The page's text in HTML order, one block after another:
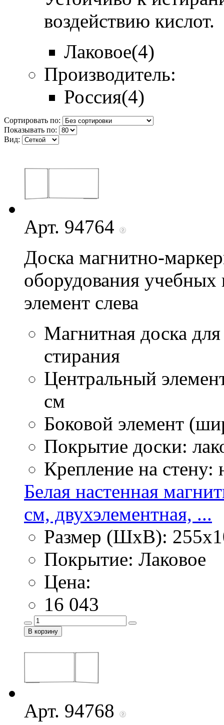
воздействию кислот.
Лаковое(4)
Производитель:
Россия(4)
Сортировать по:
Показывать по:
Вид:
Арт. 94764
Доска магнитно-
оборудования учебных
элемент слева
Магнитная доска
стирания
Центральный
см
Боковой элемент
Покрытие доски:
Крепление на стену:
Белая настенная
см, двухэлементная, ...
Размер (ШхВ):
Покрытие: Лаковое
Цена:
16 043
Арт. 94768